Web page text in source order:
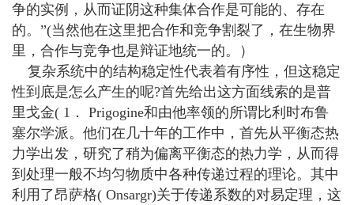
争的实例，从而证阴这种集体合作是可能的、存在
的。”(当然他在这里把合作和竞争割裂了，在生物界
里，合作与竞争也是辩证地统一的。）
复杂系统中的结构稳定性代表着有序性，但这稳定
性到底是怎么产生的呢?首先给出这方面线索的是普
里戈金( 1． Prigogine和由他率领的所谓比利时布鲁
塞尔学派。他们在几十年的工作中，首先从平衡态热
力学出发，研究了稍为偏离平衡态的热力学，从而得
到处理一般不均匀物质中各种传递过程的理论。其中
利用了昂萨格( Onsargr)关于传递系数的对易定理，这